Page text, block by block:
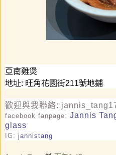
亞南雞煲
地址: 旺角花園街211號地鋪
歡迎與我聯絡:
facebook fanpage: Jannis
glass
IG: jannistang